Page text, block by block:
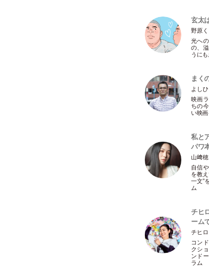
玄太
野原
光へ
の、
うにも
まく
よし
映画
ちの
い映
私と
パワ
山﨑
自信
を教
一文”
ム
チヒ
ーム
チヒ
コン
クシ
ンド
ラム